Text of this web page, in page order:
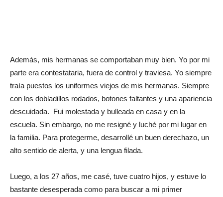
Además, mis hermanas se comportaban muy bien. Yo por mi
parte era contestataria, fuera de control y traviesa. Yo siempre
traía puestos los uniformes viejos de mis hermanas. Siempre
con los dobladillos rodados, botones faltantes y una apariencia
descuidada. Fui molestada y bulleada en casa y en la
escuela. Sin embargo, no me resigné y luché por mi lugar en
la familia. Para protegerme, desarrollé un buen derechazo, un
alto sentido de alerta, y una lengua filada.
Luego, a los 27 años, me casé, tuve cuatro hijos, y estuve lo
bastante desesperada como para buscar a mi primer